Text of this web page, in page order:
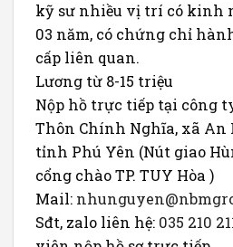
kỹ sư nhiều vị trí có kinh
03 năm, có chứng chỉ
cấp liên quan.
Lương từ 8-15 triệu
Nộp hồ trực tiếp tại công
Thôn Chính Nghĩa, xã An
tỉnh Phú Yên (Nút giao
cổng chào TP. TUY Hòa )
Mail:
Sđt, zalo liên hệ: 035 210